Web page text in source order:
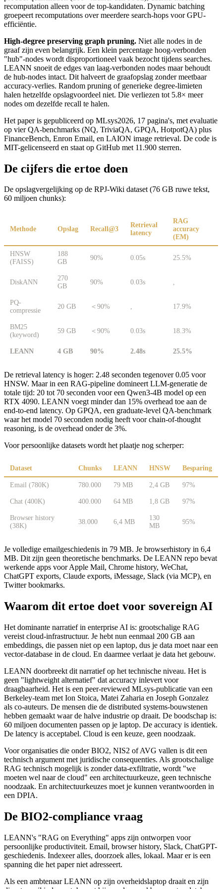
recomputation alleen voor de top-kandidaten. Dynamic batching
groepeert recomputations over meerdere search-hops voor GPU-
efficiëntie.
High-degree preserving graph pruning. Niet alle nodes in de
graaf zijn even belangrijk. Een klein percentage hoog-verbonden
"hub"-nodes wordt disproportioneel vaak bezocht tijdens searches.
LEANN snoeit de edges van laag-verbonden nodes maar behoudt
de hub-nodes intact. Dit halveert de graafopslag zonder meetbaar
accuracy-verlies. Random pruning of generieke degree-limieten
halen hetzelfde opslagvoordeel niet. Die verliezen tot 5.8× meer
nodes om dezelfde recall te halen.
Het paper is gepubliceerd op MLsys2026, 17 pagina's, met evaluatie
op vier QA-benchmarks (NQ, TriviaQA, GPQA, HotpotQA) plus
FinanceBench, Enron Email, en LAION image retrieval. De code is
MIT-gelicenseerd en staat op GitHub met 11.900 sterren.
De cijfers die ertoe doen
De opslagvergelijking op de RPJ-Wiki dataset (76 GB ruwe tekst,
60 miljoen chunks):
Methode Opslag Recall@3
Retrieval
latency
RAG
accuracy
(EM)
HNSW
(FAISS)
188
GB
90% 0.05s 25.5%
DiskANN
270
GB
90% 0.03s ,
PQ-
compressie
20 GB ＜90% , 17.9%
BM25
(keyword)
59 GB ＜90% 0.03s 18.3%
LEANN 4 GB 90% 2.48s 25.5%
De retrieval latency is hoger: 2.48 seconden tegenover 0.05 voor
HNSW. Maar in een RAG-pipeline domineert LLM-generatie de
totale tijd: 20 tot 70 seconden voor een Qwen3-4B model op een
RTX 4090. LEANN voegt minder dan 15% overhead toe aan de
end-to-end latency. Op GPQA, een graduate-level QA-benchmark
waar het model 70 seconden nodig heeft voor chain-of-thought
reasoning, is de overhead onder de 3%.
Voor persoonlijke datasets wordt het plaatje nog scherper:
Dataset Chunks LEANN HNSW Besparing
Email (780K) 780.000 79 MB 2,4 GB 97%
Chat (400K) 400.000 64 MB 1,8 GB 97%
Browser history
(38K)
38.000 6,4 MB
130
MB
95%
Je volledige emailgeschiedenis in 79 MB. Je browserhistory in 6,4
MB. Dit zijn geen theoretische benchmarks. De LEANN repo bevat
werkende apps voor Apple Mail, Chrome history, WeChat,
ChatGPT exports, Claude exports, iMessage, Slack (via MCP), en
Twitter bookmarks.
Waarom dit ertoe doet voor sovereign AI
Het dominante narratief in enterprise AI is: grootschalige RAG
vereist cloud-infrastructuur. Je hebt nun eenmaal 200 GB aan
embeddings, die passen niet op een laptop, dus je data moet naar een
vector-database in de cloud. En daarmee verlaat je data het gebouw.
LEANN doorbreekt dit narratief op het technische niveau. Het is
geen "lightweight alternatief" dat accuracy inlevert voor
draagbaarheid. Het is een peer-reviewed MLsys-publicatie van een
Berkeley-team met Ion Stoica, Matei Zaharia en Joseph Gonzalez
als co-auteurs. De mensen die de distributed systems-bouwstenen
hebben gemaakt waar de halve industrie op draait. De boodschap is:
60 miljoen documenten passen op je laptop. De accuracy is identiek.
De latency is acceptabel. Cloud is een keuze, geen noodzaak.
Voor organisaties die onder BIO2, NIS2 of AVG vallen is dit een
technisch argument met juridische consequenties. Als grootschalige
RAG technisch mogelijk is zonder data-exfiltratie, wordt "we
moeten wel naar de cloud" een architectuurkeuze, geen technische
noodzaak. En architectuurkeuzes moet je kunnen verantwoorden in
een DPIA.
De BIO2-compliance vraag
LEANN's "RAG on Everything" apps zijn ontworpen voor
persoonlijke productiviteit. Email, browser history, Slack, ChatGPT-
geschiedenis. Indexeer alles, doorzoek alles, lokaal. Maar er is een
spanning die het paper niet adresseert.
Als een ambtenaar LEANN op zijn overheidslaptop draait en zijn